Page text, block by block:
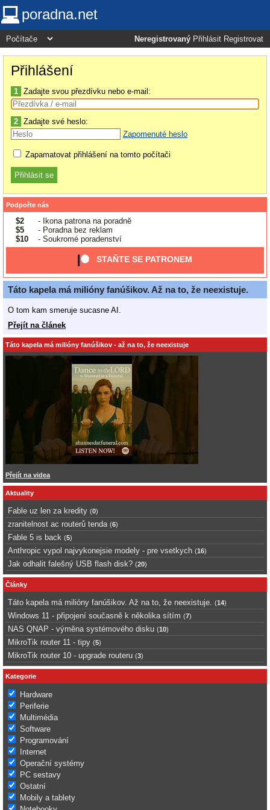
poradna.net
Neregistrovaný Přihlásit Registrovat
Přihlášení
1 Zadajte svou přezdívku nebo e-mail:
2 Zadajte své heslo:
Zapomenuté heslo
Zapamatovat přihlášení na tomto počítači
Podpořte nás
$2
- Ikona patrona na poradně
$5
- Poradna bez reklam
$10
- Soukromé poradenství
STAŇTE SE PATRONEM
Táto kapela má milióny fanúšikov. Až na to, že neexistuje.
O tom kam smeruje sucasne AI.
Přejít na článek
Táto kapela má milióny fanúšikov - až na to, že neexistuje
Přejít na videa
Aktuality
Fable uz len za kredity (0)
zranitelnost ac routerů tenda (6)
Fable 5 is back (5)
Anthropic vypol najvykonejsie modely - pre vsetkych (16)
Jak odhalit falešný USB flash disk? (20)
Články
Táto kapela má milióny fanúšikov. Až na to, že neexistuje. (14)
Windows 11 - připojení současně k několika sítím (7)
NAS QNAP - výměna systémového disku (10)
MikroTik router 11 - tipy (5)
MikroTik router 10 - upgrade routeru (3)
Kategorie
Hardware
Periferie
Multimédia
Software
Programování
Internet
Operační systémy
PC sestavy
Ostatní
Mobily a tablety